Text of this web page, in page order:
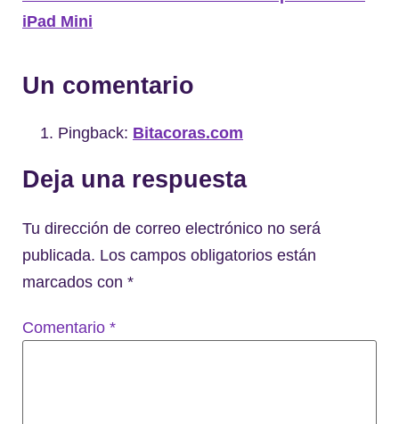
iPad Mini
Un comentario
Pingback: Bitacoras.com
Deja una respuesta
Tu dirección de correo electrónico no será
publicada. Los campos obligatorios están
marcados con *
Comentario *